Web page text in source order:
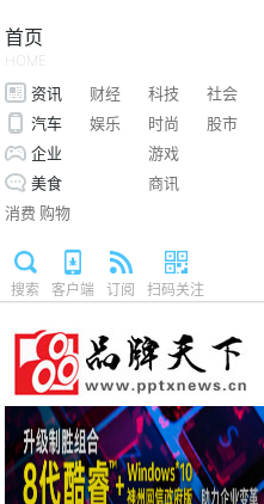
首页
HOME
资讯 财经 科技 社会
汽车
娱乐 时尚 股市
企业
游戏
美食
商讯
消费 购物
搜索 客户端 订阅 扫码关注